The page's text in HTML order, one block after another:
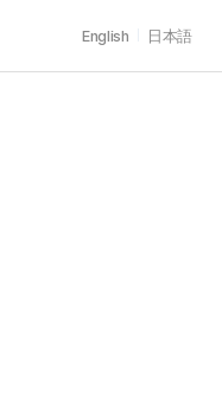
English 日本語